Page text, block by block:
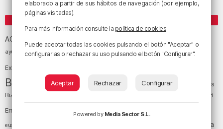
ACB
ayuntamiento de Bilbao baloncesto Barakaldo Basauri BEC (Bilbao
Exhibition Center)
Bizkaia y sus comarcas Copa del Rey cultura
Cáritas
Bizkaia
Diócesis de Bilbao Enkarterri
Ernesto Valverde Ertzaintza Euskadi (País Vasco)
euskera
LaLiga
elaborado a partir de sus hábitos de navegación (por ejemplo,
páginas visitadas).
Para más información consulte la política de cookies.
Puede aceptar todas las cookies pulsando el botón "Aceptar" o
configurarlas o rechazar su uso pulsando el botón "Configurar".
Aceptar Rechazar Configurar
Powered by Media Sector S.L.